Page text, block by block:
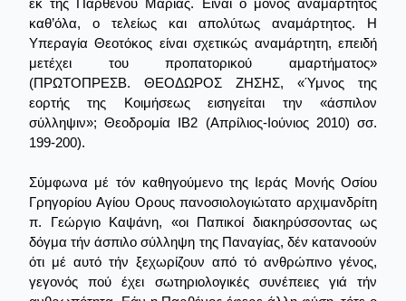
εκ της Παρθένου Μαρίας. Είναι ο μόνος αναμάρτητος
καθ’όλα, ο τελείως και απολύτως αναμάρτητος. Η
Υπεραγία Θεοτόκος είναι σχετικώς αναμάρτητη, επειδή
μετέχει του προπατορικού αμαρτήματος»
(ΠΡΩΤΟΠΡΕΣΒ. ΘΕΟΔΩΡΟΣ ΖΗΣΗΣ, «Ύμνος της
εορτής της Κοιμήσεως εισηγείται την «άσπιλον
σύλληψιν»; Θεοδρομία ΙΒ2 (Απρίλιος-Ιούνιος 2010) σσ.
199-200).
Σύμφωνα μέ τόν καθηγούμενο της Ιεράς Μονής Οσίου
Γρηγορίου Αγίου Ορους πανοσιολογιώτατο αρχιμανδρίτη
π. Γεώργιο Καψάνη, «οι Παπικοί διακηρύσσοντας ως
δόγμα τήν άσπιλο σύλληψη της Παναγίας, δέν κατανοούν
ότι μέ αυτό τήν ξεχωρίζουν από τό ανθρώπινο γένος,
γεγονός πού έχει σωτηριολογικές συνέπειες γιά τήν